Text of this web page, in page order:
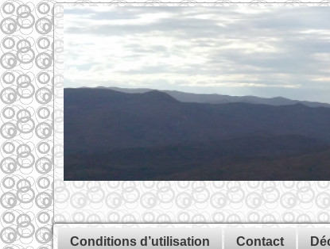
Conditions d’utilisation Contact